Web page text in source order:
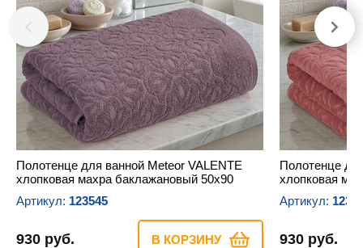
Полотенце для ванной Meteor VALENTE
хлопковая махра баклажановый 50х90
Артикул: 123545
930 руб. В КОРЗИНУ
Полотенце
хлопковая
Артикул:
930 руб.